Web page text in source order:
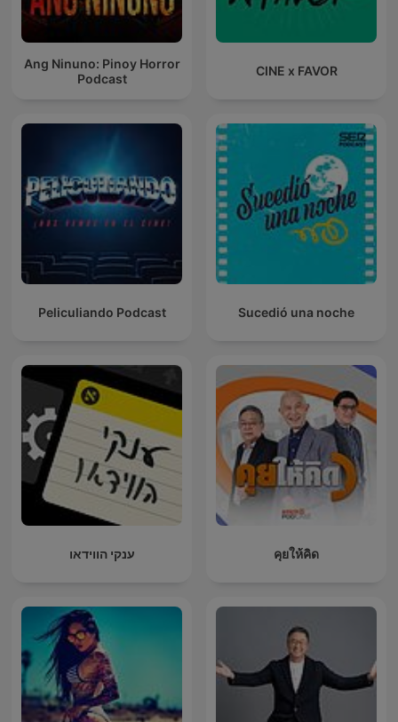
Ang Ninuno: Pinoy Horror
Podcast
CINE x FAVOR
Peliculiando Podcast Sucedió una noche
ענקי הווידאו คุยให้คิด